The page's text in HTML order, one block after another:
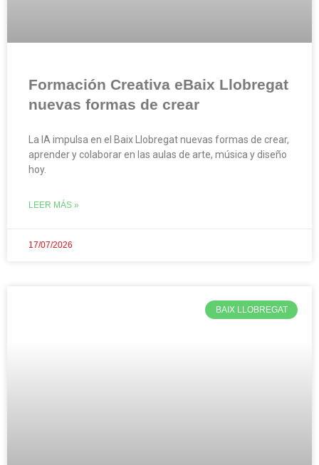
Formación Creativa eBaix Llobregat
nuevas formas de crear
La IA impulsa en el Baix Llobregat nuevas formas de crear,
aprender y colaborar en las aulas de arte, música y diseño
hoy.
LEER MÁS »
17/07/2026
BAIX LLOBREGAT